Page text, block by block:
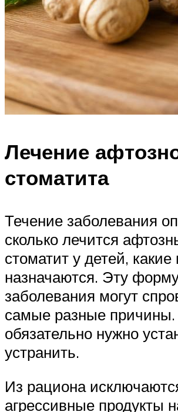
Лечение
стоматита
Течение заболевания
сколько лечится
стоматит у детей,
назначаются. Эту
заболевания могут
самые разные
обязательно нужно
устранить.
Из рациона
агрессивные продукты